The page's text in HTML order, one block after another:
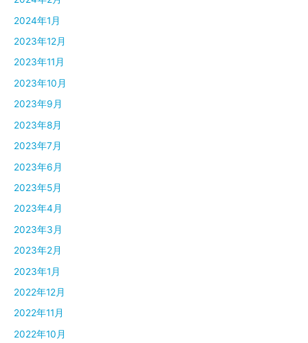
2024年1月
2023年12月
2023年11月
2023年10月
2023年9月
2023年8月
2023年7月
2023年6月
2023年5月
2023年4月
2023年3月
2023年2月
2023年1月
2022年12月
2022年11月
2022年10月